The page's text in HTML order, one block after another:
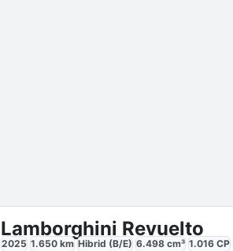
Lamborghini Revuelto
2025 1.650km Hibrid (B/E) 6.498cm³ 1.016CP